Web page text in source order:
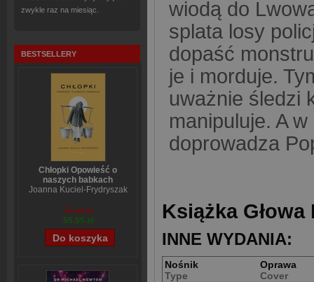
zwykle raz na miesiąc.
BESTSELLERY
Chłopki Opowieść o
naszych babkach
Joanna Kuciel-Frydryszak
70,44 zł
56,55 zł
wiodą do
splata losy
dopaść
je i morduje.
uważnie śledzi
manipuluje. A
doprowadza
Książka
INNE WYDANIA:
Nośnik
Type
Oprawa
Cover